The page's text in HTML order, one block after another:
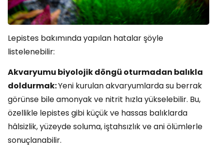
Lepistes bakımında yapılan hatalar şöyle
listelenebilir:
Akvaryumu biyolojik döngü oturmadan balıkla
doldurmak:Yeni kurulan akvaryumlarda su berrak
görünse bile amonyak ve nitrit hızla yükselebilir. Bu,
özellikle lepistes gibi küçük ve hassas balıklarda
hâlsizlik, yüzeyde soluma, iştahsızlık ve ani ölümlerle
sonuçlanabilir.